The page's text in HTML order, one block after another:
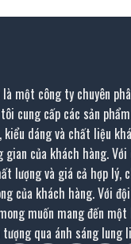
một công ty chuyên
cung cấp các sản
dáng và chất liệu
của khách hàng.
lượng và giá cả hợp lý,
của khách hàng. Với
muốn mang đến
qua ánh sáng lung